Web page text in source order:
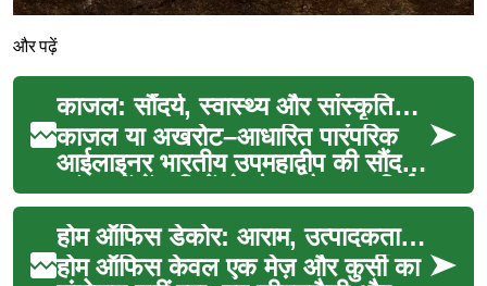
और पढ़ें
काजल: सौंदर्य, स्वास्थ्य और सांस्कृतिक पहचान
काजल या अखरोट–आधारित पारंपरिक
आईलाइनर भारतीय उपमहाद्वीप की सौंदर्य
परंपराओं में सदियों से मौजूद है। यह सिर्फ
सजावट का...
होम ऑफिस डेकोर: आराम, उत्पादकता और संस्कृति
होम ऑफिस केवल एक मेज़ और कुर्सी का